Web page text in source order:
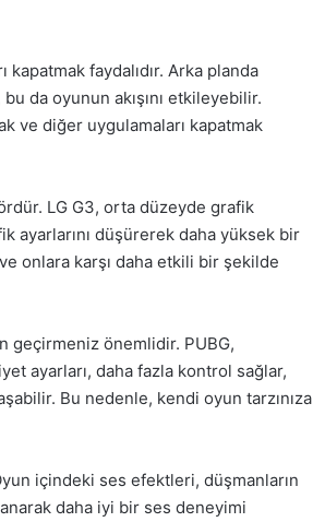
faydalıdır. Arka planda
da oyunun akışını etkileyebilir.
ve diğer uygulamaları kapatmak
LG G3, orta düzeyde grafik
ayarlarını düşürerek daha yüksek bir
onlara karşı daha etkili bir şekilde
geçirmeniz önemlidir. PUBG,
ayarları, daha fazla kontrol sağlar,
Bu nedenle, kendi oyun tarzınıza
içindeki ses efektleri, düşmanların
daha iyi bir ses deneyimi